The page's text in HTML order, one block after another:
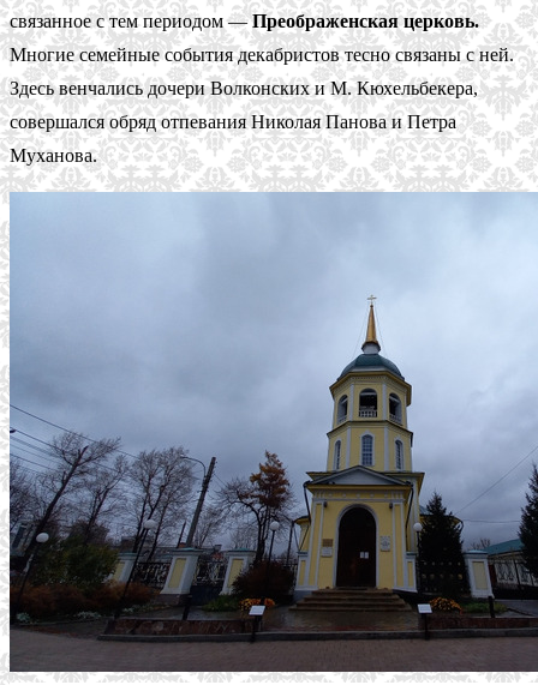
связанное с тем периодом —Преображенская церковь.
Многие семейные события декабристов тесно связаны с ней.
Здесь венчались дочери Волконских и М. Кюхельбекера,
совершался обряд отпевания Николая Панова и Петра
Муханова.